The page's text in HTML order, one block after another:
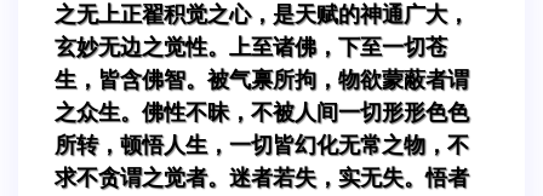
之无上正翟积觉之心，是天赋的神通广大，
玄妙无边之觉性。上至诸佛，下至一切苍
生，皆含佛智。被气禀所拘，物欲蒙蔽者谓
之众生。佛性不昧，不被人间一切形形色色
所转，顿悟人生，一切皆幻化无常之物，不
求不贪谓之觉者。迷者若失，实无失。悟者